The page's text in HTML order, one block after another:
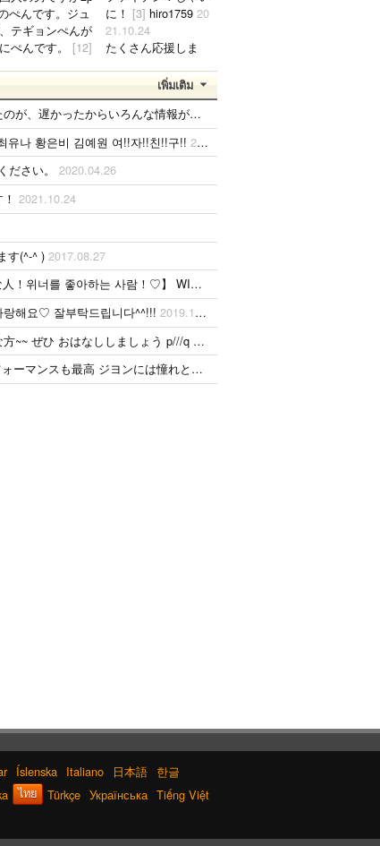
ぺんです。ジュ
テギョンぺんが
ぺんです。 [12]
に！ [3] hiro1759 20
21.10.24
たくさん応援しま
เพิ่มเติม
ん。 メンバー全員が大好きですが、一番大好きなのはジュンヒョンです。 彼らのことたくさん知りたいです。
유나 황은비 김예원 여!!자!!친!!구!! 2019.08.04
ださい。 2020.04.26
2021.10.24
す(^-^ ) 2017.08.27
ンです。 よかったら楽しくお話しましょう！ 気軽にメッセージください^o^ 위너 좋아하는 사람 있읍니까? 꼭 친하게 지네고 싶어요! 선뜻 메시지 주세요^o^ People who likes WINNER! Let's talk about WINNER^o^
해요♡ 잘부탁드립니다^^!!! 2019.12.13
んやジヨンアッパに優しく迎えて貰い very happyな時間でした(o^^o) 東京ドーム1人参戦なので 友達出来るとよいな♪♪
Íslenska Italiano 日本語 한글
ไทย Türkçe Українська Tiếng Việt